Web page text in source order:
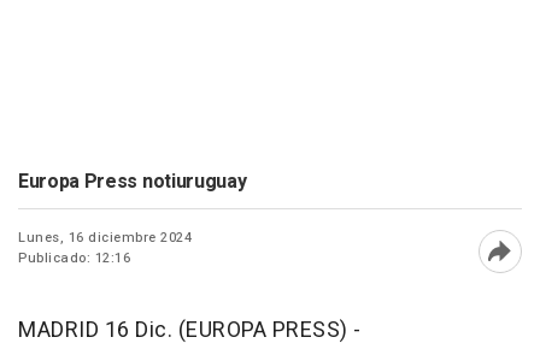
Europa Press notiuruguay
Lunes, 16 diciembre 2024
Publicado: 12:16
MADRID 16 Dic. (EUROPA PRESS) -